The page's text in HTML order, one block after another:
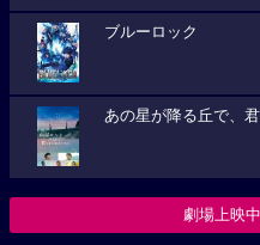
ブルーロック
あの星が降る丘で、
劇場上映